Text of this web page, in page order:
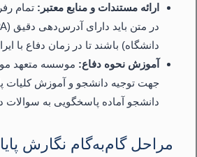
ارائه مستندات و منابع معتبر: تمام
دانشگاه) باشند تا در زمان دفاع با
آموزش نحوه دفاع: موسسه متعهد
جهت توجیه دانشجو و آموزش کلیات
دانشجو آماده پاسخگویی به سوالات
مراحل گام‌به‌گام نگارش